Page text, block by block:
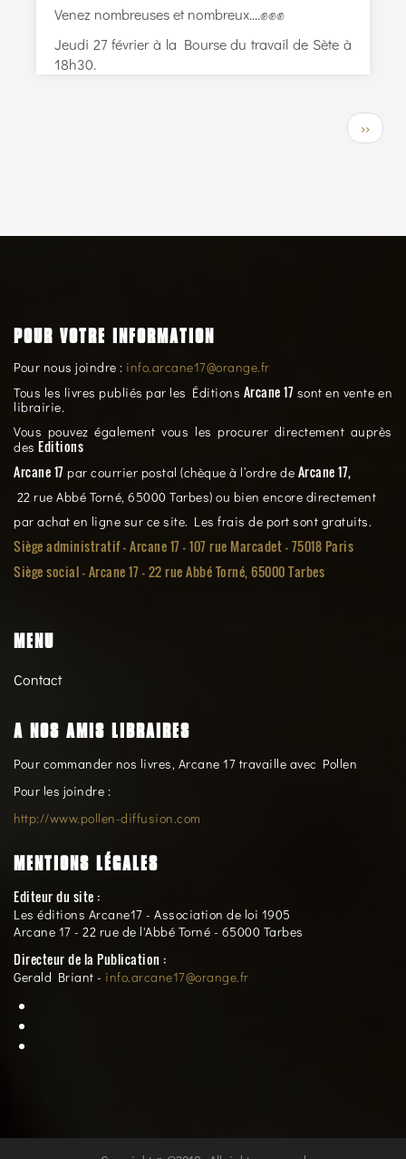
Venez nombreuses et nombreux....✊️✊️✊️
Jeudi 27 février à la Bourse du travail de Sète à
18h30.
Page
››
POUR VOTRE INFORMATION
Pour nous joindre : info.arcane17@orange.fr
Tous les livres publiés par les Éditions Arcane 17 sont en vente en
librairie.
Vous pouvez également vous les procurer directement auprès
des Editions
Arcane 17 par courrier postal (chèque à l’ordre de Arcane 17,
22 rue Abbé Torné, 65000 Tarbes) ou bien encore directement
par achat en ligne sur ce site. Les frais de port sont gratuits.
Siège administratif - Arcane 17 - 107 rue Marcadet - 75018 Paris
Siège social -Arcane 17 - 22 rue Abbé Torné, 65000 Tarbes
MENU
Contact
A NOS AMIS LIBRAIRES
Pour commander nos livres, Arcane 17 travaille avec Pollen
Pour les joindre :
http://www.pollen-diffusion.com
MENTIONS LÉGALES
Editeur du site :
Les éditions Arcane17 - Association de loi 1905
Arcane 17 - 22 rue de l'Abbé Torné - 65000 Tarbes
Directeur de la Publication :
Gerald Briant - info.arcane17@orange.fr